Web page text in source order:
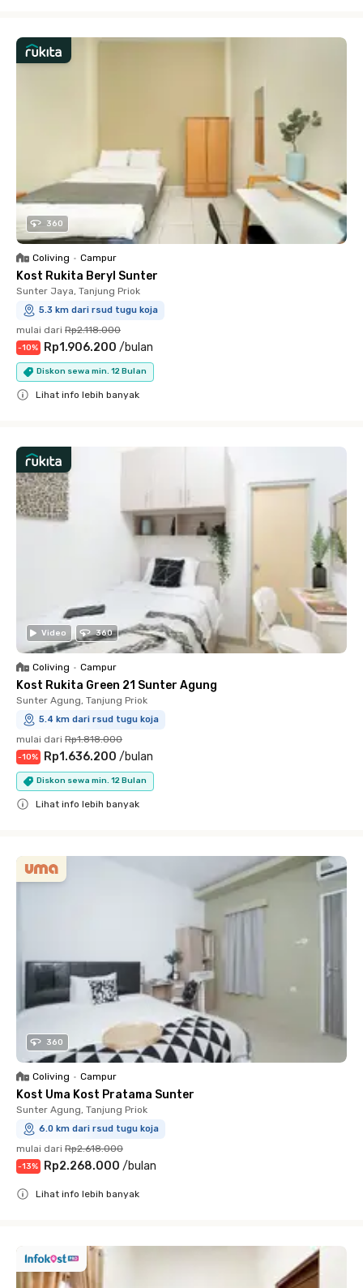
360
Coliving • Campur
Kost Rukita Beryl Sunter
Sunter Jaya, Tanjung Priok
5.3 km dari rsud tugu koja
mulai dari Rp2.118.000
-10% Rp1.906.200 /bulan
Diskon sewa min. 12 Bulan
Lihat info lebih banyak
Video 360
Coliving • Campur
Kost Rukita Green 21 Sunter Agung
Sunter Agung, Tanjung Priok
5.4 km dari rsud tugu koja
mulai dari Rp1.818.000
-10% Rp1.636.200 /bulan
Diskon sewa min. 12 Bulan
Lihat info lebih banyak
360
Coliving • Campur
Kost Uma Kost Pratama Sunter
Sunter Agung, Tanjung Priok
6.0 km dari rsud tugu koja
mulai dari Rp2.618.000
-13% Rp2.268.000 /bulan
Lihat info lebih banyak